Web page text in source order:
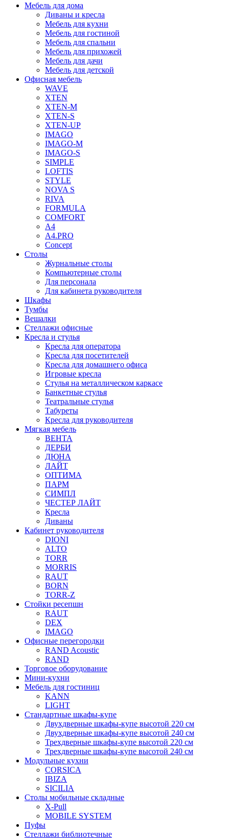
Мебель для дома
Диваны и кресла
Мебель для кухни
Мебель для гостиной
Мебель для спальни
Мебель для прихожей
Мебель для дачи
Мебель для детской
Офисная мебель
WAVE
XTEN
XTEN-M
XTEN-S
XTEN-UP
IMAGO
IMAGO-M
IMAGO-S
SIMPLE
LOFTIS
STYLE
NOVA S
RIVA
FORMULA
COMFORT
A4
A4.PRO
Concept
Столы
Журнальные столы
Компьютерные столы
Для персонала
Для кабинета руководителя
Шкафы
Тумбы
Вешалки
Стеллажи офисные
Кресла и стулья
Кресла для оператора
Кресла для посетителей
Кресла для домашнего офиса
Игровые кресла
Стулья на металлическом каркасе
Банкетные стулья
Театральные стулья
Табуреты
Кресла для руководителя
Мягкая мебель
ВЕНТА
ДЕРБИ
ДЮНА
ЛАЙТ
ОПТИМА
ПАРМ
СИМПЛ
ЧЕСТЕР ЛАЙТ
Кресла
Диваны
Кабинет руководителя
DIONI
ALTO
TORR
MORRIS
RAUT
BORN
TORR-Z
Стойки ресепшн
RAUT
DEX
IMAGO
Офисные перегородки
RAND Acoustic
RAND
Торговое оборудование
Мини-кухни
Мебель для гостиниц
KANN
LIGHT
Стандартные шкафы-купе
Двухдверные шкафы-купе высотой 220 см
Двухдверные шкафы-купе высотой 240 см
Трехдверные шкафы-купе высотой 220 см
Трехдверные шкафы-купе высотой 240 см
Модульные кухни
CORSICA
IBIZA
SICILIA
Столы мобильные складные
X-Pull
MOBILE SYSTEM
Пуфы
Стеллажи библиотечные